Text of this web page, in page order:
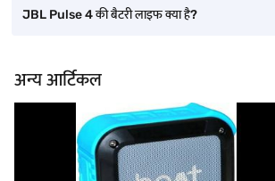
JBL Pulse 4 की बैटरी लाइफ क्या है?
अन्य आर्टिकल